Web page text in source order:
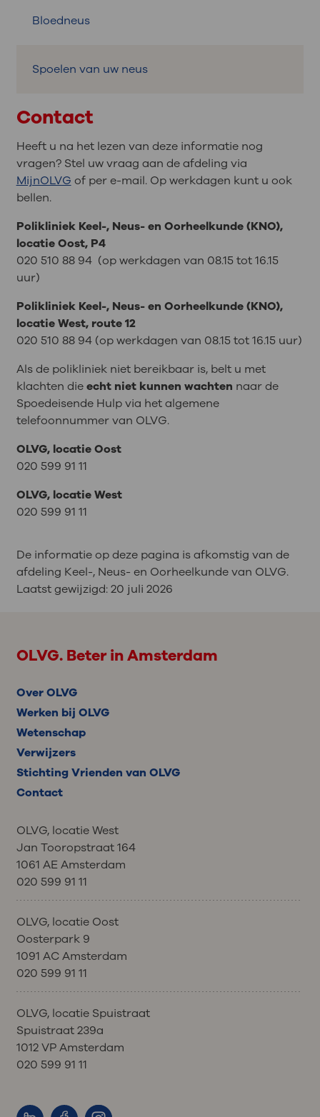
Bloedneus
Spoelen van uw neus
Contact
Heeft u na het lezen van deze informatie nog
vragen? Stel uw vraag aan de afdeling via
MijnOLVG of per e-mail. Op werkdagen kunt u ook
bellen.
Polikliniek Keel-, Neus- en Oorheelkunde (KNO),
locatie Oost, P4
020 510 88 94 (op werkdagen van 08.15 tot 16.15
uur)
Polikliniek Keel-, Neus- en Oorheelkunde (KNO),
locatie West, route 12
020 510 88 94 (op werkdagen van 08.15 tot 16.15 uur)
Als de polikliniek niet bereikbaar is, belt u met
klachten dieecht niet kunnen wachten naar de
Spoedeisende Hulp via het algemene
telefoonnummer van OLVG.
OLVG, locatie Oost
020 599 91 11
OLVG, locatie West
020 599 91 11
De informatie op deze pagina is afkomstig van de
afdeling Keel-, Neus- en Oorheelkunde van OLVG.
Laatst gewijzigd:20 juli 2026
OLVG. Beter in Amsterdam
Over OLVG
Werken bij OLVG
Wetenschap
Verwijzers
Stichting Vrienden van OLVG
Contact
OLVG, locatie West
Jan Tooropstraat 164
1061 AE Amsterdam
020 599 91 11
OLVG, locatie Oost
Oosterpark 9
1091 AC Amsterdam
020 599 91 11
OLVG, locatie Spuistraat
Spuistraat 239a
1012 VP Amsterdam
020 599 91 11